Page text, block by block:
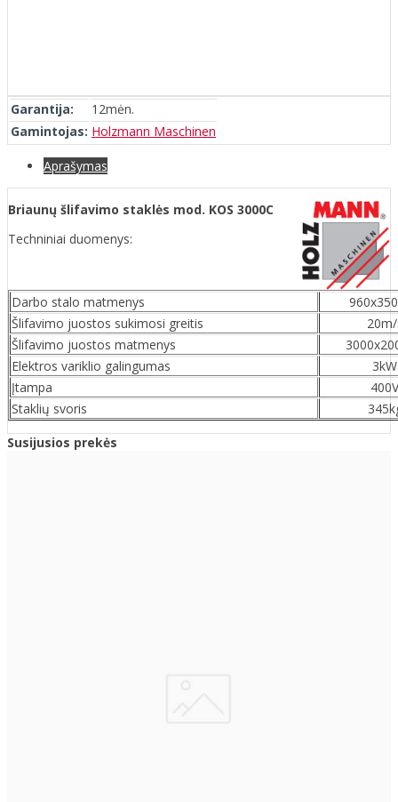
Garantija:
12mėn.
Gamintojas: Holzmann Maschinen
Aprašymas
Briaunų šlifavimo staklės mod. KOS 3000C
Techniniai duomenys:
Darbo stalo matmenys
Šlifavimo juostos sukimosi greitis
Šlifavimo juostos matmenys
Elektros variklio galingumas
3kW
Įtampa
400V
Staklių svoris
Susijusios prekės